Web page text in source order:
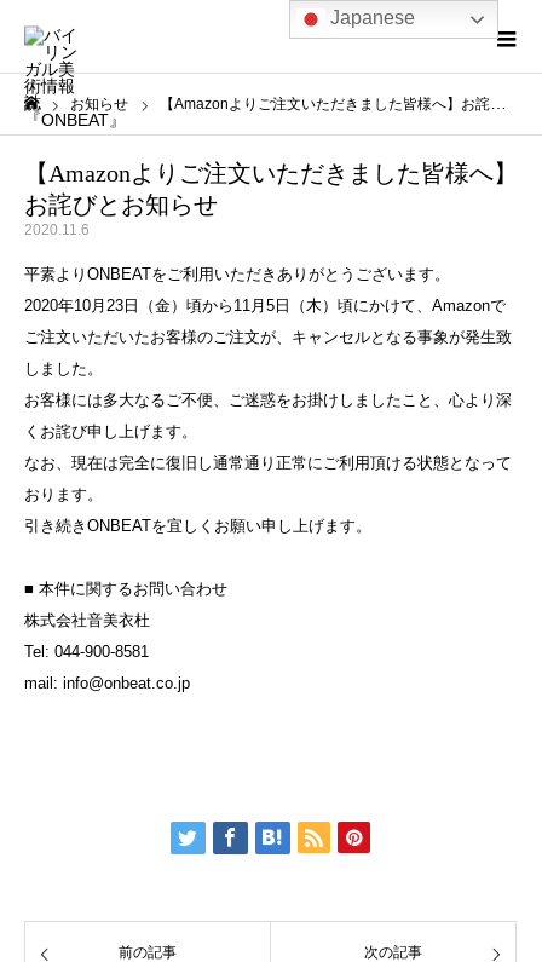
ーム
お知らせ 【Amazonよりご注文いただきました皆様へ】お詫びとお知らせ
【Amazonよりご注文いただきました皆様へ】
お詫びとお知らせ
2020.11.6
平素よりONBEATをご利用いただきありがとうございます。
2020年10月23日（金）頃から11月5日（木）頃にかけて、Amazonで
ご注文いただいたお客様のご注文が、キャンセルとなる事象が発生致
しました。
お客様には多大なるご不便、ご迷惑をお掛けしましたこと、心より深
くお詫び申し上げます。
なお、現在は完全に復旧し通常通り正常にご利用頂ける状態となって
おります。
引き続きONBEATを宜しくお願い申し上げます。
■ 本件に関するお問い合わせ
株式会社音美衣杜
Tel: 044-900-8581
mail: info@onbeat.co.jp
前の記事 次の記事
Japanese